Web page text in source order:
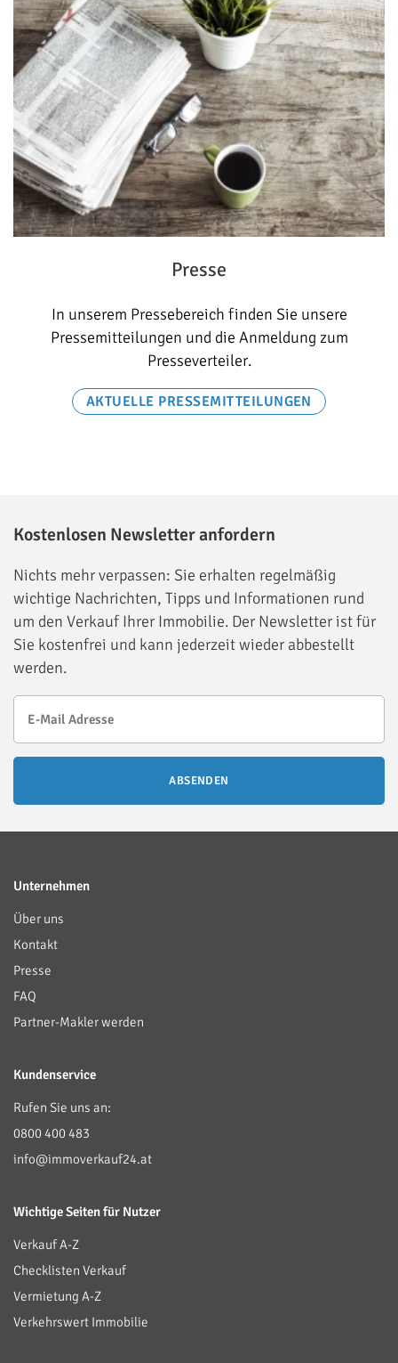
Presse
In unserem Pressebereich finden Sie unsere
Pressemitteilungen und die Anmeldung zum
Presseverteiler.
AKTUELLE PRESSEMITTEILUNGEN
Kostenlosen Newsletter anfordern
Nichts mehr verpassen: Sie erhalten regelmäßig
wichtige Nachrichten, Tipps und Informationen rund
um den Verkauf Ihrer Immobilie. Der Newsletter ist für
Sie kostenfrei und kann jederzeit wieder abbestellt
werden.
ABSENDEN
Unternehmen
Über uns
Kontakt
Presse
FAQ
Partner-Makler werden
Kundenservice
Rufen Sie uns an:
0800 400 483
info@immoverkauf24.at
Wichtige Seiten für Nutzer
Verkauf A-Z
Checklisten Verkauf
Vermietung A-Z
Verkehrswert Immobilie